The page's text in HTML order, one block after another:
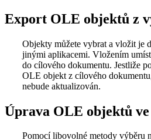
Export OLE objektů z
Objekty můžete vybrat a vložit je
jinými aplikacemi. Vložením
do cílového dokumentu. Jestliže
OLE objekt z cílového
nebude aktualizován.
Úprava OLE objektů ve
Pomocí libovolné metody výběru